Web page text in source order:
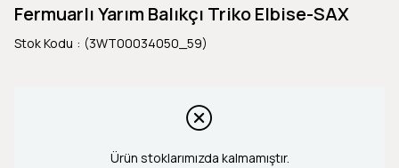
Fermuarlı Yarım Balıkçı Triko Elbise-SAX
Stok Kodu (3WT00034050_59)
Ürün stoklarımızda kalmamıştır.